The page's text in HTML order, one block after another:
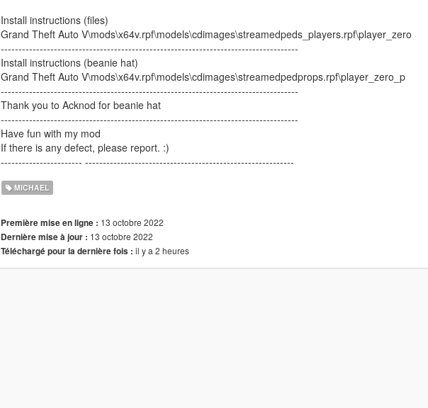
Install instructions (files)
Grand Theft Auto V\mods\x64v.rpf\models\cdimages\streamedpeds_players.rpf\player_zero
------------------------------------------------------------------------------------
Install instructions (beanie hat)
Grand Theft Auto V\mods\x64v.rpf\models\cdimages\streamedpedprops.rpf\player_zero_p
------------------------------------------------------------------------------------
Thank you to Acknod for beanie hat
------------------------------------------------------------------------------------
Have fun with my mod
If there is any defect, please report. :)
----------------------- -----------------------------------------------------------
MICHAEL
Première mise en ligne : 13 octobre 2022
Dernière mise à jour : 13 octobre 2022
Téléchargé pour la dernière fois : il y a 2 heures